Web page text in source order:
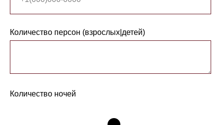
Количество персон (взрослых|детей)
Количество ночей